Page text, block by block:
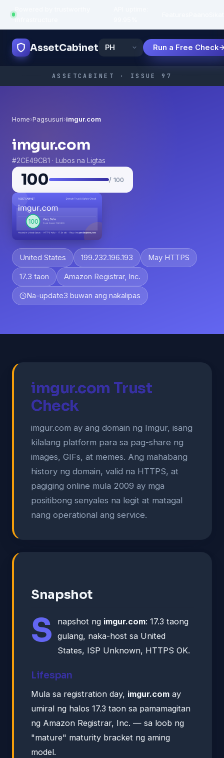
infrastructure
AssetCabinet Run a Free Check
ASSETCABINET · ISSUE 97
Home›Pagsusuri›imgur.com
imgur.com
#2CE49CB1 · Lubos na Ligtas
100 / 100
United States 199.232.196.193 May HTTPS
17.3 taon Amazon Registrar, Inc.
Na-update3 buwan ang nakalipas
imgur.com Trust
Check
imgur.com ay ang domain ng Imgur, isang
kilalang platform para sa pag-share ng
images, GIFs, at memes. Ang mahabang
history ng domain, valid na HTTPS, at
pagiging online mula 2009 ay mga
positibong senyales na legit at matagal
nang operational ang service.
Snapshot
S napshot ng imgur.com: 17.3 taong
gulang, naka-host sa United
States, ISP Unknown, HTTPS OK.
Lifespan
Mula sa registration day, imgur.com ay
umiral ng halos 17.3 taon sa pamamagitan
ng Amazon Registrar, Inc. — sa loob ng
"mature" maturity bracket ng aming
model.